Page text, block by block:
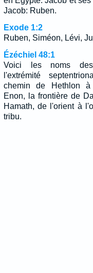
Jacob: Ruben.
Exode 1:2
Ruben, Siméon, Lévi,
Ézéchiel 48:1
Voici les noms
l'extrémité
chemin de Hethlon à
Enon, la frontière de
Hamath, de l'orient à
tribu.